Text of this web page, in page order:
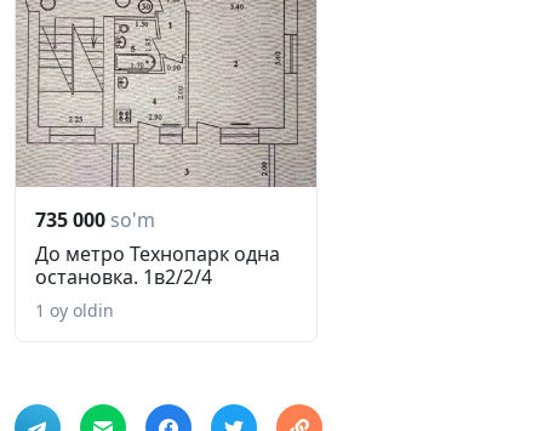
735 000 so'm
До метро Технопарк одна
остановка. 1в2/2/4
1 oy oldin